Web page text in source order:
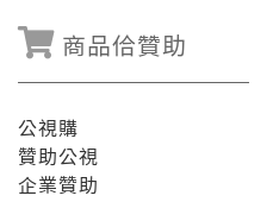
商品佮贊助
公視購
贊助公視
企業贊助